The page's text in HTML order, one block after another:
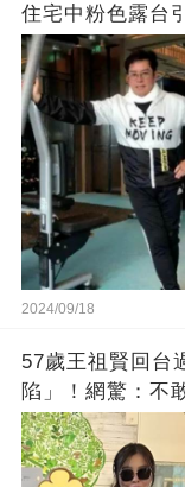
住宅中粉色露台
2024/09/18
57歲王祖賢回台
陷」！網驚：不